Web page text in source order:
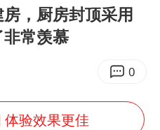
视频丨中国东方电气集团原党组副书记、董事宋致远被查
正面袭击贯穿浙江
州《告全体市民书》
一纸声明甩不了锅
，厨房封顶采用
常羡慕
0
验效果更佳